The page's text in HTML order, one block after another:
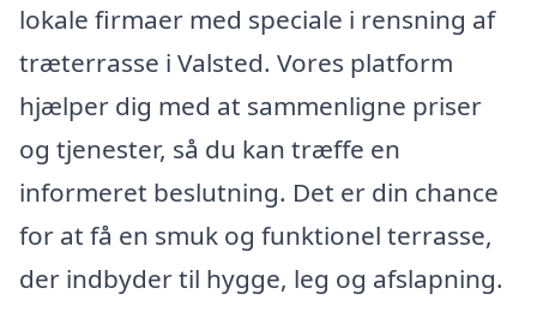
lokale firmaer med speciale i rensning af
træterrasse i Valsted. Vores platform
hjælper dig med at sammenligne priser
og tjenester, så du kan træffe en
informeret beslutning. Det er din chance
for at få en smuk og funktionel terrasse,
der indbyder til hygge, leg og afslapning.